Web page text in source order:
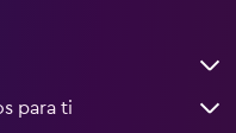
para ti